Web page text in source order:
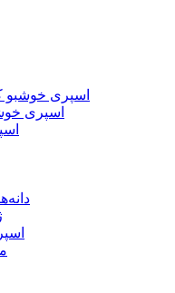
اسپری خوشبو
اسپری